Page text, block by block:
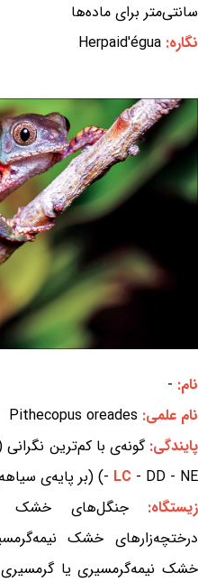
سانتی‌متر برای ماده‌ها
نگاره: Herpaid'égua
نام: -
نام علمی: Pithecopus oreades
پایندگی:
- LC - DD - NE) (بر پایه‌ی سیاهه‌ی سرخ IUCN)
زیستگاه:جنگل‌های خشک
درختچه‌زارهای خشک
خشک نیمه‌گرمسیری یا